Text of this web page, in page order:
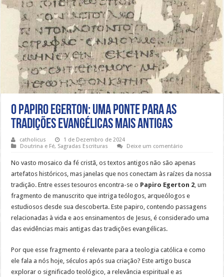
O Papiro Egerton: Uma Ponte para as
Tradições Evangélicas Mais Antigas
catholicus
1 de Dezembro de 2024
Doutrina e Fé, Sagradas Escrituras Deixe um comentário
No vasto mosaico da fé cristã, os textos antigos não são apenas
artefatos históricos, mas janelas que nos conectam às raízes da nossa
tradição. Entre esses tesouros encontra-se o Papiro Egerton 2, um
fragmento de manuscrito que intriga teólogos, arqueólogos e
estudiosos desde sua descoberta. Este papiro, contendo passagens
relacionadas à vida e aos ensinamentos de Jesus, é considerado uma
das evidências mais antigas das tradições evangélicas.
Por que esse fragmento é relevante para a teologia católica e como
ele fala a nós hoje, séculos após sua criação? Este artigo busca
explorar o significado teológico, a relevância espiritual e as